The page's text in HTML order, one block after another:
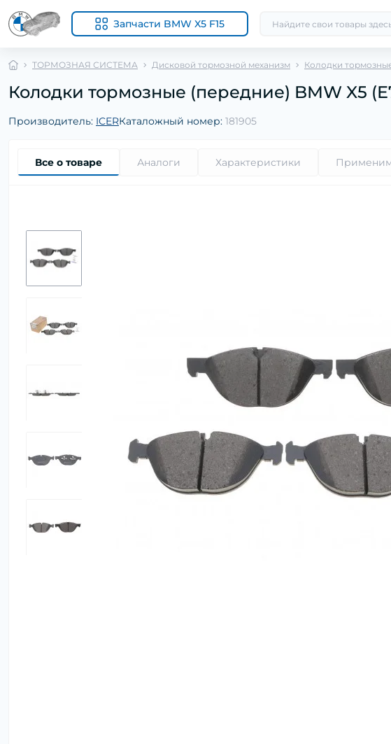
Запчасти BMW X5 F15
ТОРМОЗНАЯ СИСТЕМА Дисковой тормозной механизм Колодки
Колодки тормозные (передние) BMW X5
Производитель: ICERКаталожный номер: 181905
Все о товаре Аналоги Характеристики